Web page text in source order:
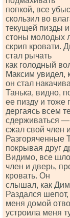
попкой, все
скользил во
текущей пизды и
стоны молодых
скрип кровати.
стал рычать
как голодный
Максим увидел,
он стал
Танька, видно,
ее пизду и тоже
дергаясь всем
сдерживаться —
сжал свой член
Разгоряченные
покрывая друг
Видимо, все шло
член и дверь,
кровать. Он
слышал, как
Раздался
меня домой
устроила меня